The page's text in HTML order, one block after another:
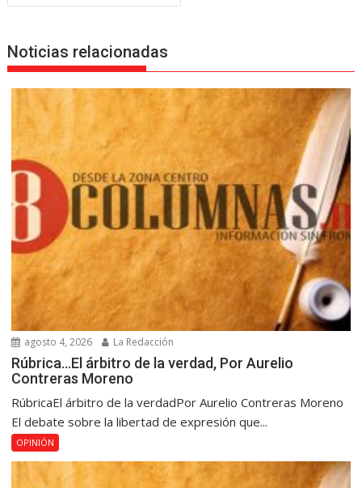
Noticias relacionadas
agosto 4, 2026 La Redacción
Rúbrica…El árbitro de la verdad, Por Aurelio
Contreras Moreno
RúbricaEl árbitro de la verdadPor Aurelio Contreras Moreno
El debate sobre la libertad de expresión que...
OPINIÓN